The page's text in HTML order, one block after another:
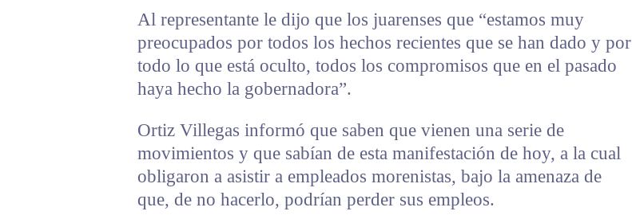
Al representante le dijo que los juarenses que “estamos muy
preocupados por todos los hechos recientes que se han dado y por
todo lo que está oculto, todos los compromisos que en el pasado
haya hecho la gobernadora”.
Ortiz Villegas informó que saben que vienen una serie de
movimientos y que sabían de esta manifestación de hoy, a la cual
obligaron a asistir a empleados morenistas, bajo la amenaza de
que, de no hacerlo, podrían perder sus empleos.